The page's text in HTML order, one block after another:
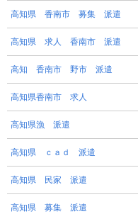
高知県 香南市 募集 派遣
高知県 求人 香南市 派遣
高知 香南市 野市 派遣
高知県香南市 求人
高知県漁 派遣
高知県 ｃａｄ 派遣
高知県 民家 派遣
高知県 募集 派遣